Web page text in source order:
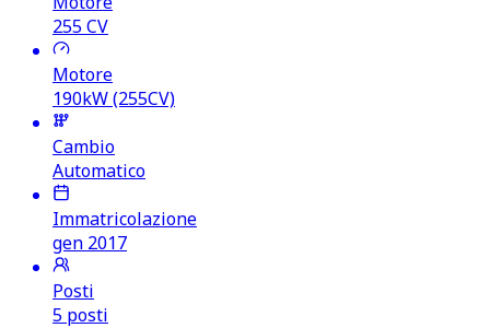
255CV
Motore
190kW (255CV)
Cambio
Automatico
Immatricolazione
gen 2017
Posti
5 posti